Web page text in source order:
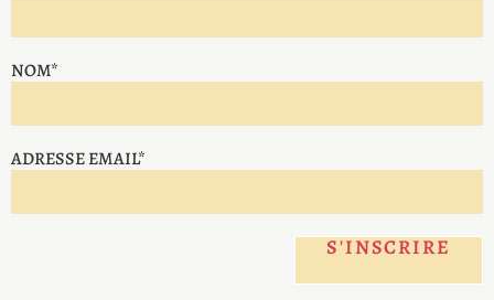
NOM*
ADRESSE EMAIL*